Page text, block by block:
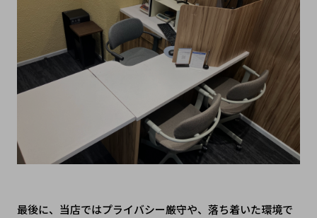
最後に、当店ではプライバシー厳守や、落ち着いた環境で